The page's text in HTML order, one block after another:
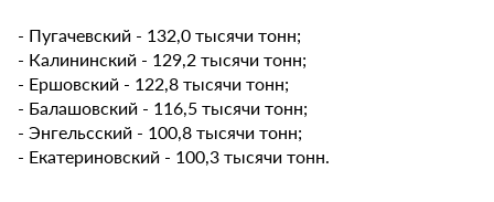
- Пугачевский - 132,0 тысячи тонн;
- Калининский - 129,2 тысячи тонн;
- Ершовский - 122,8 тысячи тонн;
- Балашовский - 116,5 тысячи тонн;
- Энгельсский - 100,8 тысячи тонн;
- Екатериновский - 100,3 тысячи тонн.